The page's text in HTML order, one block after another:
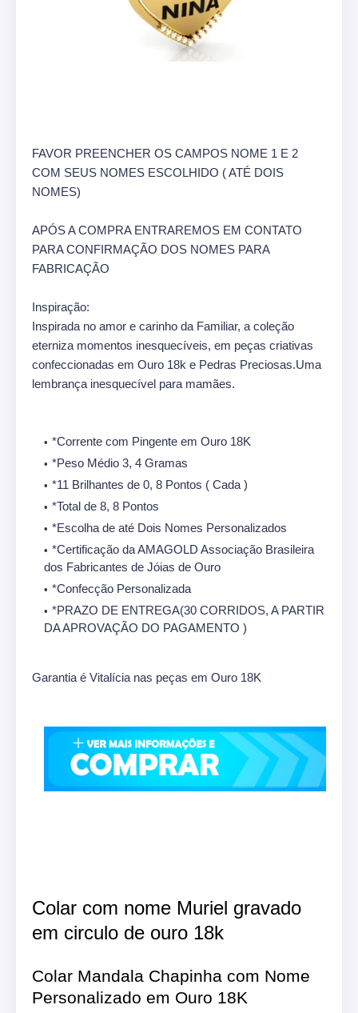
FAVOR PREENCHER OS CAMPOS NOME 1 E 2
COM SEUS NOMES ESCOLHIDO ( ATÉ DOIS
NOMES)
APÓS A COMPRA ENTRAREMOS EM CONTATO
PARA CONFIRMAÇÃO DOS NOMES PARA
FABRICAÇÃO
Inspiração:
Inspirada no amor e carinho da Familiar, a coleção
eterniza momentos inesquecíveis, em peças criativas
confeccionadas em Ouro 18k e Pedras Preciosas.Uma
lembrança inesquecível para mamães.
*Corrente com Pingente em Ouro 18K
*Peso Médio 3, 4 Gramas
*11 Brilhantes de 0, 8 Pontos ( Cada )
*Total de 8, 8 Pontos
*Escolha de até Dois Nomes Personalizados
*Certificação da AMAGOLD Associação Brasileira
dos Fabricantes de Jóias de Ouro
*Confecção Personalizada
*PRAZO DE ENTREGA(30 CORRIDOS, A PARTIR
DA APROVAÇÃO DO PAGAMENTO )
Garantia é Vitalícia nas peças em Ouro 18K
Colar com nome Muriel gravado
em circulo de ouro 18k
Colar Mandala Chapinha com Nome
Personalizado em Ouro 18K